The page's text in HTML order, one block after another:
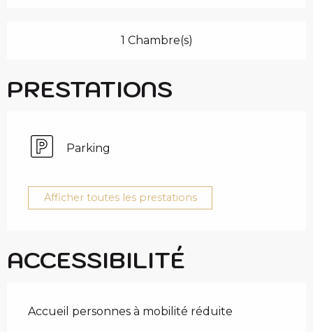
1 Chambre(s)
PRESTATIONS
Parking
Afficher toutes les prestations
ACCESSIBILITÉ
Accueil personnes à mobilité réduite